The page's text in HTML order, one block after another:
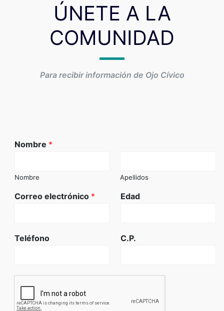
ÚNETE A LA
COMUNIDAD
Para recibir información de Ojo Cívico
Nombre *
Nombre Apellidos
Correo electrónico * Edad
Teléfono C.P.